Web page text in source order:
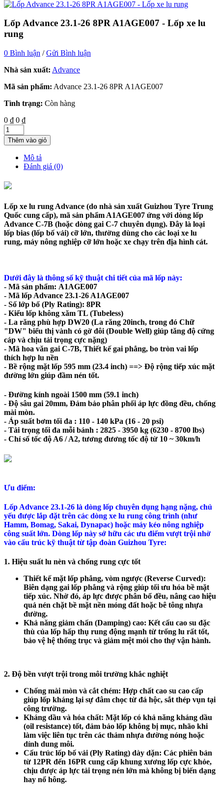
Lốp Advance 23.1-26 8PR A1AGE007 - Lốp xe lu
rung
0 Bình luận /Gửi Bình luận
Nhà sản xuất: Advance
Mã sản phẩm: Advance 23.1-26 8PR A1AGE007
Tình trạng: Còn hàng
0 ₫ 0 ₫
Thêm vào giỏ
Mô tả
Đánh giá (0)
Lốp xe lu rung Advance (do nhà sản xuất Guizhou Tyre Trung
Quốc cung cấp), mã sản phẩm A1AGE007 ứng với dòng lốp
Advance C-7B (hoặc dòng gai C-7 chuyên dụng). Đây là loại
lốp bias (lốp bố vải) cỡ lớn, thường dùng cho các loại xe lu
rung, máy nông nghiệp cỡ lớn hoặc xe chạy trên địa hình cát.
Dưới đây là thông số kỹ thuật chi tiết của mã lốp này:
- Mã sản phẩm: A1AGE007
- Mã lốp Advance 23.1-26 A1AGE007
- Số lớp bố (Ply Rating): 8PR
- Kiểu lốp không xăm TL (Tubeless)
- La răng phù hợp DW20 (La răng 20inch, trong đó Chữ
"DW" biểu thị vành có gờ đôi (Double Well) giúp tăng độ cứng
cáp và chịu tải trọng cực nặng)
- Mã hoa văn gai C-7B, Thiết kế gai phẳng, bo tròn vai lốp
thích hợp lu nền
- Bề rộng mặt lốp 595 mm (23.4 inch) ==> Độ rộng tiếp xúc mặt
đường lớn giúp đầm nén tốt.
- Đường kính ngoài 1500 mm (59.1 inch)
- Độ sâu gai 20mm, Đảm bảo phân phối áp lực đồng đều, chống
mài mòn.
- Áp suất bơm tối đa : 110 - 140 kPa (16 - 20 psi)
- Tải trọng tối đa mỗi bánh : 2825 - 3950 kg (6230 - 8700 lbs)
- Chỉ số tốc độ A6 / A2, tương đương tốc độ từ 10 ~ 30km/h
Ưu điểm:
Lốp Advance 23.1-26 là dòng lốp chuyên dụng hạng nặng, chủ
yếu được lắp đặt trên các dòng xe lu rung công trình (như
Hamm, Bomag, Sakai, Dynapac) hoặc máy kéo nông nghiệp
công suất lớn. Dòng lốp này sở hữu các ưu điểm vượt trội nhờ
vào cấu trúc kỹ thuật từ tập đoàn Guizhou Tyre:
1. Hiệu suất lu nèn và chống rung cực tốt
Thiết kế mặt lốp phẳng, vòm ngược (Reverse Curved):
Biên dạng gai lốp phẳng và rộng giúp tối ưu hóa bề mặt
tiếp xúc. Nhờ đó, áp lực được phân bổ đều, nâng cao hiệu
quả nén chặt bề mặt nền móng đất hoặc bê tông nhựa
đường.
Khả năng giảm chấn (Damping) cao: Kết cấu cao su đặc
thù của lốp hấp thụ rung động mạnh từ trống lu rất tốt,
bảo vệ hệ thống trục và giảm mệt mỏi cho thợ vận hành.
2. Độ bền vượt trội trong môi trường khắc nghiệt
Chống mài mòn và cắt chém: Hợp chất cao su cao cấp
giúp lốp kháng lại sự đâm chọc từ đá hộc, sắt thép vụn tại
công trường.
Kháng dầu và hóa chất: Mặt lốp có khả năng kháng dầu
(oil resistance) tốt, đảm bảo lốp không bị mục, nhão khi
làm việc liên tục trên các thảm nhựa đường nóng hoặc
dính dung môi.
Cấu trúc lốp bố vải (Ply Rating) dày dặn: Các phiên bản
từ 12PR đến 16PR cung cấp khung xương lốp cực khỏe,
chịu được áp lực tải trọng nén lớn mà không bị biến dạng
hay nổ hông.